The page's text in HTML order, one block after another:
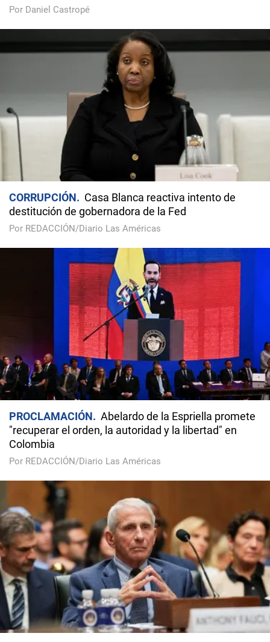
Por Daniel Castropé
CORRUPCIÓN
Casa Blanca reactiva intento de
destitución de gobernadora de la Fed
Por REDACCIÓN/Diario Las Américas
PROCLAMACIÓN
Abelardo de la Espriella promete
"recuperar el orden, la autoridad y la libertad" en
Colombia
Por REDACCIÓN/Diario Las Américas